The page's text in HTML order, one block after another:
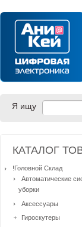
Я ищу
КАТАЛОГ
!Головной Склад
Автоматические
уборки
Аксессуары
Гироскутеры